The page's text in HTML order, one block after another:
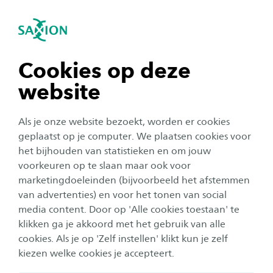
Cookies op deze
website
Als je onze website bezoekt, worden er cookies
geplaatst op je computer. We plaatsen cookies voor
het bijhouden van statistieken en om jouw
voorkeuren op te slaan maar ook voor
marketingdoeleinden (bijvoorbeeld het afstemmen
van advertenties) en voor het tonen van social
media content. Door op 'Alle cookies toestaan' te
klikken ga je akkoord met het gebruik van alle
cookies. Als je op 'Zelf instellen' klikt kun je zelf
kiezen welke cookies je accepteert.
Navigatie openen
tonen
tonen
tonen
tonen
sluiten
Social Work
Subnavigatie tonen
Help mensen grip te krijgen
op hun leven: studeer Social
Work